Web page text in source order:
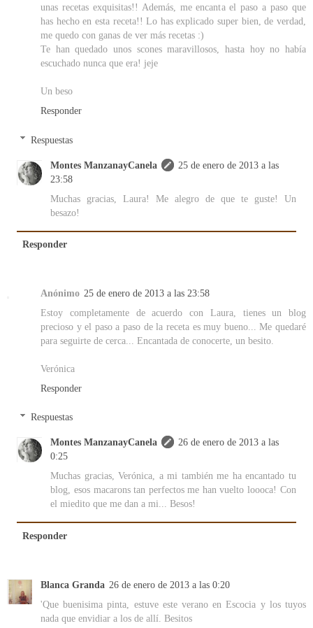
unas recetas exquisitas!! Además, me encanta el paso a paso que
has hecho en esta receta!! Lo has explicado super bien, de verdad,
me quedo con ganas de ver más recetas :)
Te han quedado unos scones maravillosos, hasta hoy no había
escuchado nunca que era! jeje
Un beso
Responder
Respuestas
Montes ManzanayCanela
25 de enero de 2013 a las
23:58
Muchas gracias, Laura! Me alegro de que te guste! Un
besazo!
Responder
Anónimo 25 de enero de 2013 a las 23:58
Estoy completamente de acuerdo con Laura, tienes un blog
precioso y el paso a paso de la receta es muy bueno... Me quedaré
para seguirte de cerca... Encantada de conocerte, un besito.
Verónica
Responder
Respuestas
Montes ManzanayCanela
26 de enero de 2013 a las
0:25
Muchas gracias, Verónica, a mi también me ha encantado tu
blog, esos macarons tan perfectos me han vuelto loooca! Con
el miedito que me dan a mi... Besos!
Responder
Blanca Granda 26 de enero de 2013 a las 0:20
'Que buenisima pinta, estuve este verano en Escocia y los tuyos
nada que envidiar a los de allí. Besitos